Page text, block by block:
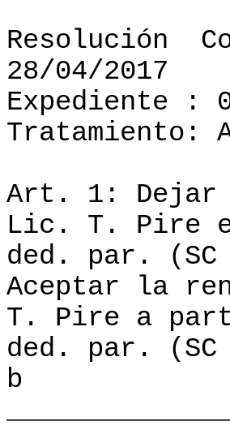
Resolución
28/04/2017
Expediente :
Tratamiento:
Art. 1: Dejar
Lic. T. Pire
ded. par.
Aceptar la
T. Pire a
ded. par. (SC
b